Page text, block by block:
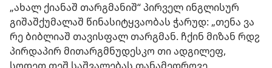
„ახალ ქიანაშ თარგმანიშ“ პირველ ინგლისურ
გიშაშქუმალაშ წინასიტყვაობას ჭარუდ: „თენა ვა
რე ბიბლიაშ თავისფალ თარგმან. ჩქინ მიზან რდჷ
პირდაპირ მითარგმნუდესკო თი ადგილეფ,